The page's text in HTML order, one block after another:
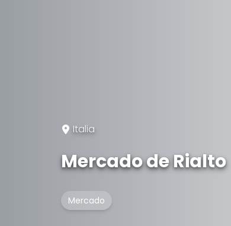
Italia
Mercado de Rialto
Mercado